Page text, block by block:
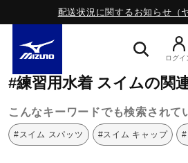
配送状況に関するお知らせ（
ライフスタイルウエア
ログイ
ミズノ公式オンライン
#練習用水着 スイムの関
こんなキーワードでも検索されて
#スイム スパッツ #スイム キャップ